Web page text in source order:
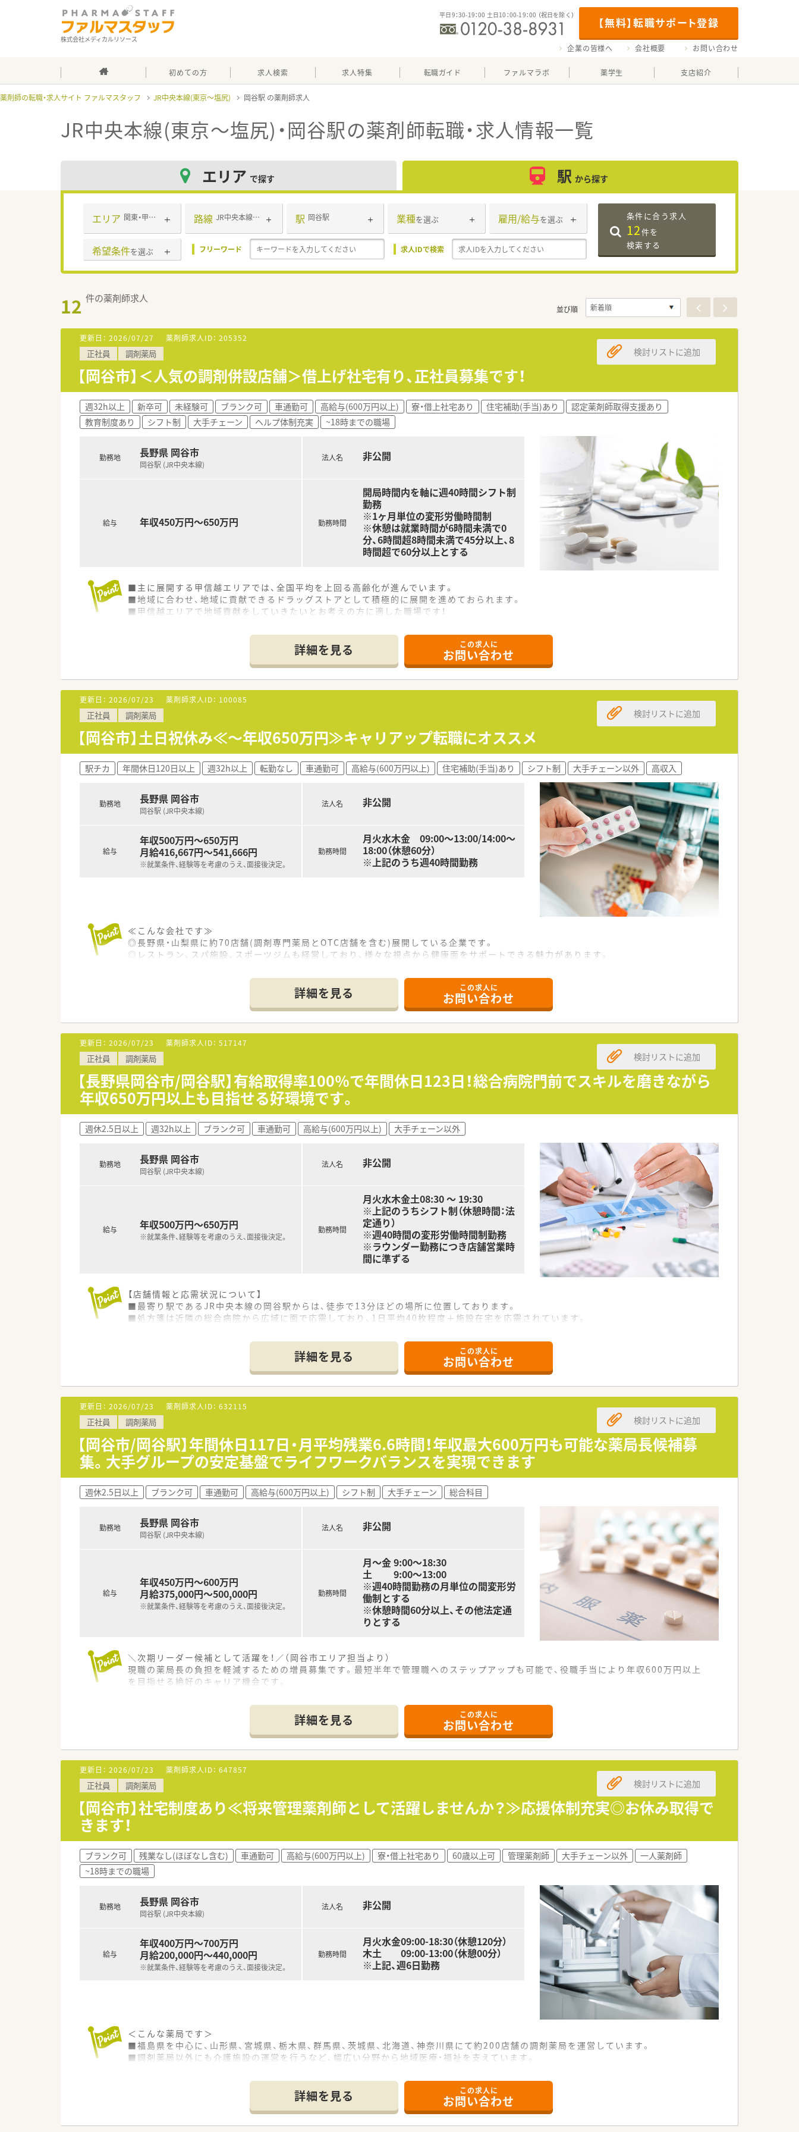
株式会社メディカルリソース
【無料】転職サポート登録
平日9：30-19：00 土日10：00-19：00 （祝日を除く）
企業の皆様へ 会社概要 お問い合わせ
初めての方 求人検索 求人特集 転職ガイド ファルマラボ 薬学生 支店紹介
薬剤師の転職・求人サイト ファルマスタッフ JR中央本線(東京～塩尻) 岡谷駅
JR中央本線(東京～塩尻)・岡谷駅の薬剤師転職・求人情報一覧
エリア で探す 駅 から探す
エリア 関東・甲信越・北陸 路線 JR中央本線(東京～塩尻) 駅 岡谷駅 業種を選ぶ 雇用/給与を選ぶ
希望条件を選ぶ フリーワード 求人IDで検索
条件に合う求人
12件を
検索する
12 件の薬剤師求人
並び順
更新日： 2026/07/27 薬剤師求人ID： 205352
正社員 調剤薬局
【岡谷市】＜人気の調剤併設店舗＞借上げ社宅有り、正社員募集です！
検討リストに追加
週32h以上 新卒可 未経験可 ブランク可 車通勤可 高給与(600万円以上) 寮・借上社宅あり 住宅補助(手当)あり
認定薬剤師取得支援あり
教育制度あり
シフト制 大手チェーン ヘルプ体制充実 ~18時までの職場
勤務地 長野県 岡谷市
岡谷駅 (JR中央本線)
給与 年収450万円～650万円
法人名 非公開
勤務時間
開局時間内を軸に週40時間シフト制
勤務
※1ヶ月単位の変形労働時間制
※休憩は就業時間が6時間未満で0
分、6時間超8時間未満で45分以上、8
時間超で60分以上とする
■主に展開する甲信越エリアでは、全国平均を上回る高齢化が進んでいます。
■地域に合わせ、地域に貢献できるドラッグストアとして積極的に展開を進めておられます。
■甲信越エリアで地域貢献をしていきたいとお考えの方に適した職場です！
詳細を見る この求人に
お問い合わせ
更新日： 2026/07/23 薬剤師求人ID： 100085
正社員 調剤薬局
【岡谷市】土日祝休み≪～年収650万円≫キャリアップ転職にオススメ
検討リストに追加
駅チカ 年間休日120日以上 週32h以上 転勤なし 車通勤可 高給与(600万円以上) 住宅補助(手当)あり シフト制 大手チェーン以外 高収入
勤務地 長野県 岡谷市
岡谷駅 (JR中央本線)
給与
年収500万円～650万円
月給416,667円～541,666円
※就業条件、経験等を考慮のうえ、面接後決定。
法人名 非公開
勤務時間
月火水木金 09:00～13:00/14:00～
18:00（休憩60分）
※上記のうち週40時間勤務
≪こんな会社です≫
◎長野県・山梨県に約70店舗(調剤専門薬局とOTC店舗を含む)展開している企業です。
◎レストラン、スパ施設、スポーツジムも経営しており、様々な視点から健康面をサポートできる魅力があります。
◎地域貢献活動も盛んで運動・食事などの面より身体を整えるセルフメディケーションのセミナーなども開いております。
≪福利厚生・教育制度の充実≫
◎認定薬剤師資格取得は会社全額負担
◎産休取得率100％、また育休復帰率も100％！
◎スポーツジムやスパは社員は無料で使用可能、社員割引制度あり
◎月に1回、製薬メーカーの勉強会を実施
≪店舗特徴≫
◎面対応の環境で様々な科目にふれることができます！
◎転居をともなう異動の心配はありません。
詳細を見る この求人に
お問い合わせ
更新日： 2026/07/23 薬剤師求人ID： 517147
正社員 調剤薬局
【長野県岡谷市/岡谷駅】有給取得率100％で年間休日123日！総合病院門前でスキルを磨きながら
年収650万円以上も目指せる好環境です。
検討リストに追加
週休2.5日以上 週32h以上 ブランク可 車通勤可 高給与(600万円以上) 大手チェーン以外
勤務地 長野県 岡谷市
岡谷駅 (JR中央本線)
給与 年収500万円～650万円
※就業条件、経験等を考慮のうえ、面接後決定。
法人名 非公開
勤務時間
月火水木金土08:30 ～ 19:30
※上記のうちシフト制（休憩時間：法
定通り）
※週40時間の変形労働時間制勤務
※ラウンダー勤務につき店舗営業時
間に準ずる
【店舗情報と応需状況について】
■最寄り駅であるJR中央本線の岡谷駅からは、徒歩で13分ほどの場所に位置しております。
■処方箋は近隣の総合病院から広域に面で応需しており、1日平均40枚程度＋施設在宅を応需されています。
■山梨県と長野県に店舗を展開しており、地域に根差した薬局運営を行っている企業です。
■独立支援制度が整備されており、将来的に自身の薬局を持ちたい方の夢を後押ししています。
■地域住民の健康サポートや医療機関との連携を重視し、質の高い医療サービスを提供しています。
【求人情報について】
■正社員としての採用で、年収は経験や能力を考慮して500万円から650万円程度となります。
■年間休日は123日と非常に多く確保されており、仕事とプライベートの両立が可能な環境です。
■昇給は年に1回実施されており、日々の業務実績や貢献度がしっかりと給与に反映されます。
【勤務実態について】
■有給休暇の取得率は100％を誇っており、希望した日程で休暇を取りやすい職場環境です。
■処方箋枚数に対して人員が厚く配置されているため、一人ひとりの業務負担が軽減されています。
詳細を見る この求人に
お問い合わせ
更新日： 2026/07/23 薬剤師求人ID： 632115
正社員 調剤薬局
【岡谷市/岡谷駅】年間休日117日・月平均残業6.6時間！年収最大600万円も可能な薬局長候補募
集。大手グループの安定基盤でライフワークバランスを実現できます
検討リストに追加
週休2.5日以上 ブランク可 車通勤可 高給与(600万円以上) シフト制 大手チェーン 総合科目
勤務地 長野県 岡谷市
岡谷駅 (JR中央本線)
給与
年収450万円～600万円
月給375,000円～500,000円
※就業条件、経験等を考慮のうえ、面接後決定。
法人名 非公開
勤務時間
月～金 9:00～18:30
土 9:00～13:00
※週40時間勤務の月単位の間変形労
働制とする
※休憩時間60分以上、その他法定通
りとする
＼次期リーダー候補として活躍を！／（岡谷市エリア担当より）
現職の薬局長の負担を軽減するための増員募集です。最短半年で管理職へのステップアップも可能で、役職手当により年収600万円以上
を目指せる絶好のキャリア機会です。
【店舗情報と応需状況について】
■JR中央本線の岡谷駅から徒歩3分という好立地にあり、近隣の医療機関から多岐にわたる処方箋を面で応需している店舗です。
■月曜日から金曜日の営業時間は18時半までとなっており、土曜日は午前中のみの開局のため、生活リズムを整えやすい環境です。
■地域の健康を支える「面対応」の薬局として、患者様一人ひとりとじっくり向き合い、質の高い服薬指導を提供することが可能です。
【法人特徴について】
■明治37年の創設から100年以上の歴史を誇り、現在は長野県を中心にドラッグストアや調剤薬局を70店舗以上展開しています。
■富士薬品グループの一員として盤石な経営基盤を確立しており、安定した就業環境の中で長期的なキャリア形成を図ることが可能で
す。
■2025年には売上高600億円を目標に掲げ、北陸や甲信越、東北エリアへも積極的に進出を続けている勢いのある成長企業です。
■病院での勤務経験のみをお持ちの方でも、これまでの知識を活かしながら調剤薬局のスキルを習得し、即戦力として多数活躍していま
す。
■子育てをしながら時短勤務制度を活用している薬剤師も多く、小学校卒業まで勤務時間を調整しながらキャリアを継続させています。
■男性のエリアマネージャーも1ヶ月以上の育児休暇を取得するなど、性別を問わず家庭と仕事を両立させる文化が定着しています。
詳細を見る この求人に
お問い合わせ
更新日： 2026/07/23 薬剤師求人ID： 647857
正社員 調剤薬局
【岡谷市】社宅制度あり≪将来管理薬剤師として活躍しませんか？≫応援体制充実◎お休み取得で
きます！
検討リストに追加
ブランク可 残業なし(ほぼなし含む) 車通勤可 高給与(600万円以上) 寮・借上社宅あり 60歳以上可 管理薬剤師 大手チェーン以外
一人薬剤師
~18時までの職場
勤務地 長野県 岡谷市
岡谷駅 (JR中央本線)
給与
年収400万円～700万円
月給200,000円～440,000円
※就業条件、経験等を考慮のうえ、面接後決定。
法人名 非公開
勤務時間
月火水金09:00-18:30（休憩120分）
木土 09:00-13:00（休憩00分）
※上記、週6日勤務
＜こんな薬局です＞
■福島県を中心に、山形県、宮城県、栃木県、群馬県、茨城県、北海道、神奈川県にて約200店舗の調剤薬局を運営しています。
■調剤薬局以外にも介護施設の運営を行うなど、幅広い分野から地域医療・福祉を支えています。
■病内科, 消化器科メインに応需しています。
■1日の処方枚数は40枚程度で、1人薬剤師の店舗です。
＜フォロー体制◎＞
詳細を見る この求人に
お問い合わせ